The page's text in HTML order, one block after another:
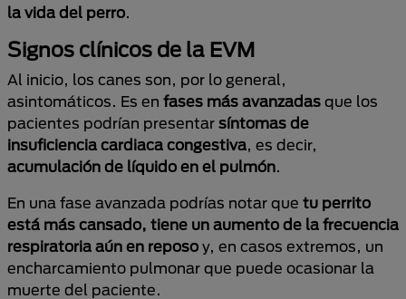
la vida del perro.
Signos clínicos de la EVM
Al inicio, los canes son, por lo general,
asintomáticos. Es en fases más avanzadas que los
pacientes podrían presentar síntomas de
insuficiencia cardiaca congestiva, es decir,
acumulación de líquido en el pulmón.
En una fase avanzada podrías notar que tu perrito
está más cansado, tiene un aumento de la frecuencia
respiratoria aún en reposo y, en casos extremos, un
encharcamiento pulmonar que puede ocasionar la
muerte del paciente.